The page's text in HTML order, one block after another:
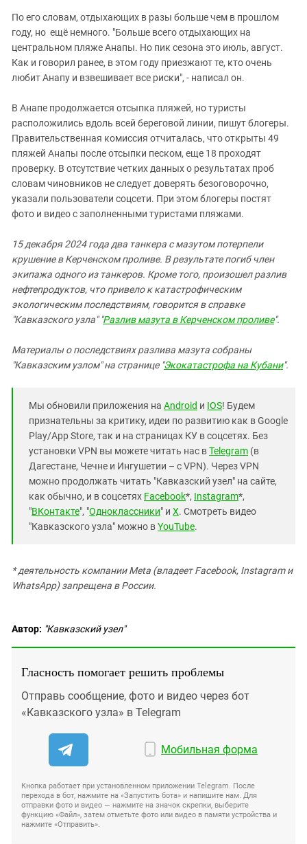
По его словам, отдыхающих в разы больше чем в прошлом
году, но ещё немного. "Больше всего отдыхающих на
центральном пляже Анапы. Но пик сезона это июль, август.
Как и говорил ранее, в этом году приезжают те, кто очень
любит Анапу и взвешивает все риски", - написал он.
В Анапе продолжается отсыпка пляжей, но туристы
расположились вдоль всей береговой линии, пишут блогеры.
Правительственная комиссия отчиталась, что открыты 49
пляжей Анапы после отсыпки песком, еще 18 проходят
проверку. В отсутствие четких данных о результатах проб
словам чиновников не следует доверять безоговорочно,
указали пользователи соцсети. При этом блогеры постят
фото и видео с заполненными туристами пляжами.
15 декабря 2024 года два танкера с мазутом потерпели
крушение в Керченском проливе. В результате погиб член
экипажа одного из танкеров. Кроме того, произошел разлив
нефтепродуктов, что привело к катастрофическим
экологическим последствиям, говорится в справке
"Кавказского узла" "Разлив мазута в Керченском проливе".
Материалы о последствиях разлива мазута собраны
"Кавказским узлом" на странице "Экокатастрофа на Кубани".
Мы обновили приложения на Android и IOS! Будем
признательны за критику, идеи по развитию как в Google
Play/App Store, так и на страницах КУ в соцсетях. Без
установки VPN вы можете читать нас вTelegram (в
Дагестане, Чечне и Ингушетии – с VPN). Через VPN
можно продолжать читать "Кавказский узел" на сайте,
как обычно, и в соцсетях Facebook*, Instagram*,
"ВКонтакте", "Одноклассники" и X. Смотреть видео
"Кавказского узла" можно вYouTube.
* деятельность компании Meta (владеет Facebook, Instagram и
WhatsApp) запрещена в России.
Автор: "Кавказский узел"
Гласность помогает решить проблемы
Отправь сообщение, фото и видео через бот
«Кавказского узла» в Telegram
Мобильная форма
Кнопка работает при установленном приложении Telegram. После
перехода в бот, нажмите на «Запустить бота» и напишите нам. Для
отправки фото и видео — нажмите на значок скрепки, выберите
функцию «Файл», затем отметьте фото или видео в памяти устройства и
нажмите «Отправить».